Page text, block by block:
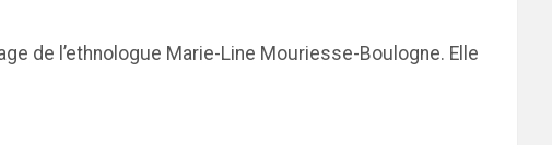
de l’ethnologue Marie-Line Mouriesse-Boulogne. Elle